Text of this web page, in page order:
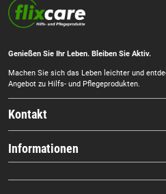
Genießen Sie Ihr Leben. Bleiben Sie Aktiv.
Machen Sie sich das Leben leichter und
Angebot zu Hilfs- und Pflegeprodukten.
Kontakt
Informationen